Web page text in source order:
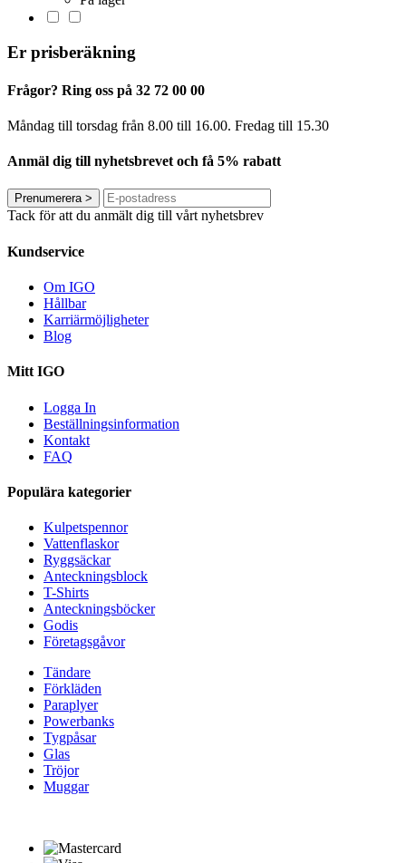
Er prisberäkning
Frågor? Ring oss på 32 72 00 00
Måndag till torsdag från 8.00 till 16.00. Fredag ​​till 15.30
Anmäl dig till nyhetsbrevet och få 5% rabatt
Prenumerera>
Tack för att du anmält dig till vårt nyhetsbrev
Kundservice
Om IGO
Hållbar
Karriärmöjligheter
Blog
Mitt IGO
Logga In
Beställningsinformation
Kontakt
FAQ
Populära kategorier
Kulpetspennor
Vattenflaskor
Ryggsäckar
Anteckningsblock
T-Shirts
Anteckningsböcker
Godis
Företagsgåvor
Tändare
Förkläden
Paraplyer
Powerbanks
Tygpåsar
Glas
Tröjor
Muggar